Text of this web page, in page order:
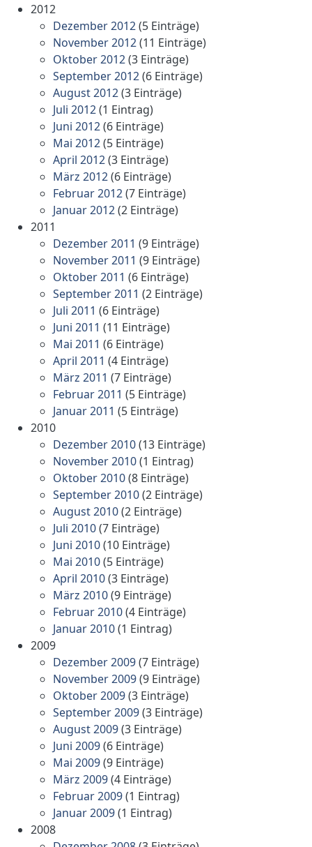
2012
Dezember 2012(5 Einträge)
November 2012(11 Einträge)
Oktober 2012(3 Einträge)
September 2012(6 Einträge)
August 2012(3 Einträge)
Juli 2012(1 Eintrag)
Juni 2012(6 Einträge)
Mai 2012(5 Einträge)
April 2012(3 Einträge)
März 2012(6 Einträge)
Februar 2012(7 Einträge)
Januar 2012(2 Einträge)
2011
Dezember 2011 (9 Einträge)
November 2011 (9 Einträge)
Oktober 2011 (6 Einträge)
September 2011 (2 Einträge)
Juli 2011 (6 Einträge)
Juni 2011 (11 Einträge)
Mai 2011 (6 Einträge)
April 2011 (4 Einträge)
März 2011 (7 Einträge)
Februar 2011 (5 Einträge)
Januar 2011 (5 Einträge)
2010
Dezember 2010(13 Einträge)
November 2010(1 Eintrag)
Oktober 2010(8 Einträge)
September 2010(2 Einträge)
August 2010(2 Einträge)
Juli 2010(7 Einträge)
Juni 2010(10 Einträge)
Mai 2010(5 Einträge)
April 2010(3 Einträge)
März 2010(9 Einträge)
Februar 2010(4 Einträge)
Januar 2010(1 Eintrag)
2009
Dezember 2009(7 Einträge)
November 2009(9 Einträge)
Oktober 2009(3 Einträge)
September 2009(3 Einträge)
August 2009(3 Einträge)
Juni 2009(6 Einträge)
Mai 2009(9 Einträge)
März 2009(4 Einträge)
Februar 2009(1 Eintrag)
Januar 2009(1 Eintrag)
2008